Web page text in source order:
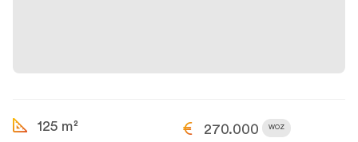
125 m² 270.000 WOZ